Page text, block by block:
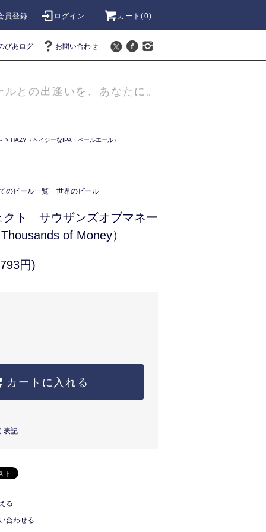
員登録 ログイン カート(0)
びあログ お問い合わせ
との出逢いを、あなたに。
> HAZY（ヘイジーなIPA・ペールエール）
のビール一覧 世界のビール
クト サウザンズオブマネー
of Money）
円)
カートに入れる
表記
る
合わせる